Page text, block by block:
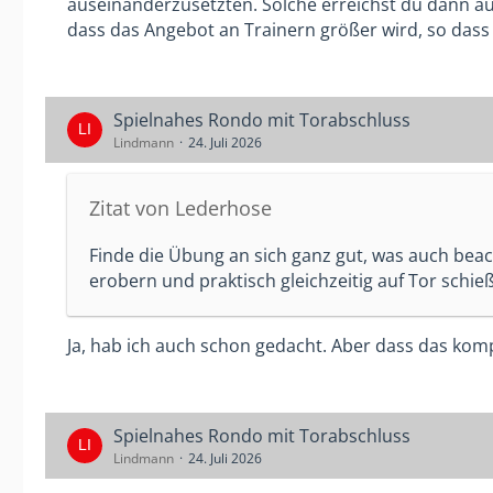
Machen wir uns ehrlich: DasDFB-Mobilist reine
nette Stützpunkttrainer für 90 Minuten ins Dorf
Und zu den Kosten der C-Lizenz: Dass manche
Aufwand von bis zu 160 Lerneinheiten,
Väter, die das im Ehrenamt nebenbei machen,
Deinem letzten Satz muss ich aus sportlicher
ist die absolute Urkatastrophe für unsere
Ein schlechtes, unstrukturiertes Training, bei
Fußballdribbling verlieren und vom
solches Training sorgt dafür, dass die
Tennis abwandern. Wenn wir den Anspruch an
dass das Angebot an Trainern größer wird, so
Spielnahes Rondo mit Torabschluss
Lindmann 24. Juli 2026
Zitat von Lederhose
Finde die Übung an sich ganz gut, was auch
erobern und praktisch gleichzeitig auf Tor
Ja, hab ich auch schon gedacht. Aber dass das
Spielnahes Rondo mit Torabschluss
Lindmann 24. Juli 2026